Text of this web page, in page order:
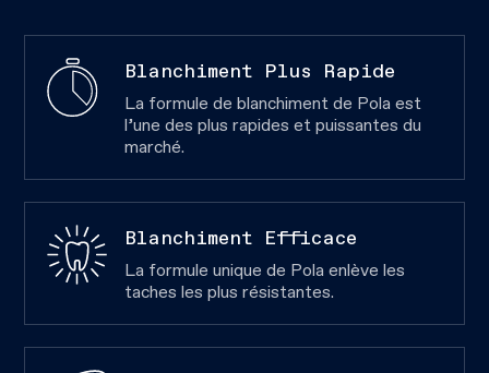
Blanchiment Plus Rapide
La formule de blanchiment de Pola est
l’une des plus rapides et puissantes du
marché.
Blanchiment Efficace
La formule unique de Pola enlève les
taches les plus résistantes.